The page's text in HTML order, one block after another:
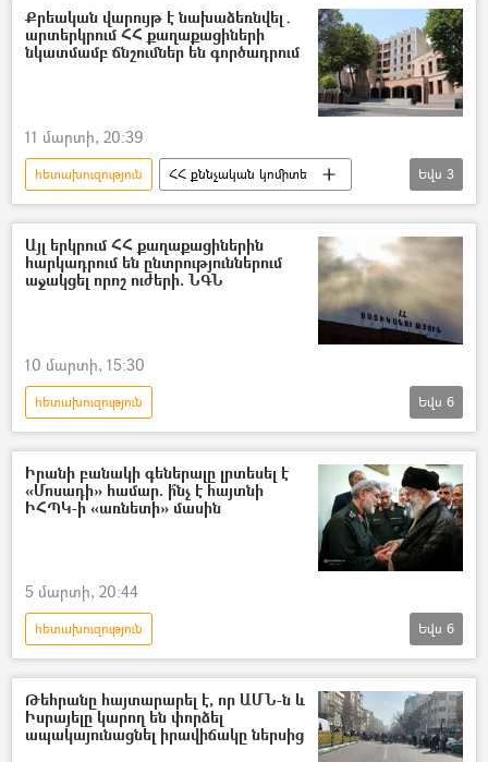
Ձերբակալություն
Իսլամական հեղափոխության պահապանների կորպուսը (ԻՀՊԿ)
Քրեական վարույթ է նախաձեռնվել․
արտերկրում ՀՀ քաղաքացիների
նկատմամբ ճնշումներ են գործադրում
11 մարտի, 20:39
հետախուզություն
ՀՀ քննչական կոմիտե
հետախուզվող
Արտաքին հետախուզության ծառայություն
Հիբրիդային պատերազմ
Եվս 3
Այլ երկրում ՀՀ քաղաքացիներին
հարկադրում են ընտրություններում
աջակցել որոշ ուժերի. ՆԳՆ
10 մարտի, 15:30
հետախուզություն
Ներքին գործերի նախարարություն (ՆԳՆ)
ՀՀ քննչական կոմիտե
Արտաքին հետախուզության ծառայություն
Հայաստան
Եվս 6
Իրանի բանակի գեներալը լրտեսել է
«Մոսադի» համար. ի՞նչ է հայտնի
ԻՀՊԿ-ի «առնետի» մասին
5 մարտի, 20:44
հետախուզություն
Իրանի Իսլամական Հանրապետություն
դավաճանություն
Այաթոլլա Ալի Խամենեի
գեներալ
Իսրայել Մոսադ
Եվս 6
Թեհրանը հայտարարել է, որ ԱՄՆ-ն և
Իսրայելը կարող են փորձել
ապակայունացնել իրավիճակը ներսից